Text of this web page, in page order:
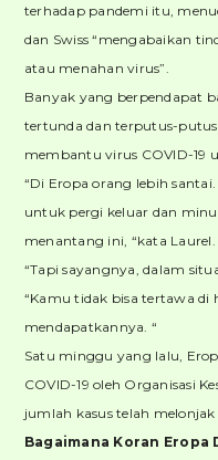
terhadap pandemi itu,
dan Swiss “mengabaikan
atau menahan virus”.
Banyak yang berpendapat
tertunda dan terputus-
membantu virus COVID-19
“Di Eropa orang lebih
untuk pergi keluar dan
menantang ini, “kata Laurel.
“Tapi sayangnya, dalam
“Kamu tidak bisa tertawa di
mendapatkannya. “
Satu minggu yang lalu,
COVID-19 oleh Organisasi
jumlah kasus telah
Bagaimana Koran Eropa